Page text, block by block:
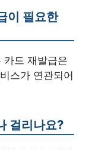
이 필요한
카드 재발급은
스가 연관되어
걸리나요?